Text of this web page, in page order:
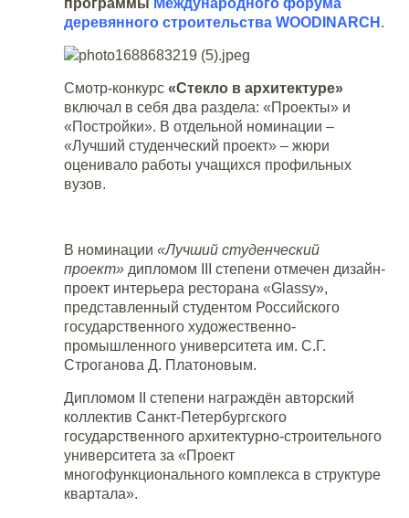
программы Международного форума
деревянного строительства WOODINARCH .
Смотр-конкурс «Стекло в архитектуре»
включал в себя два раздела: «Проекты» и
«Постройки». В отдельной номинации –
«Лучший студенческий проект» – жюри
оценивало работы учащихся профильных
вузов.
В номинации «Лучший студенческий
проект» дипломом III степени отмечен дизайн-
проект интерьера ресторана «Glassy»,
представленный студентом Российского
государственного художественно-
промышленного университета им. С.Г.
Строганова Д. Платоновым.
Дипломом II степени награждён авторский
коллектив Санкт-Петербургского
государственного архитектурно-строительного
университета за «Проект
многофункционального комплекса в структуре
квартала».